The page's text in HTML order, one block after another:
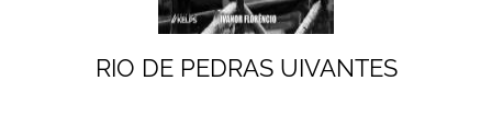
RIO DE PEDRAS UIVANTES